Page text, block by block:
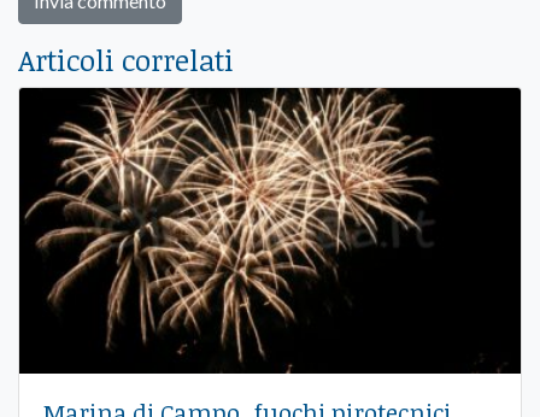
Articoli correlati